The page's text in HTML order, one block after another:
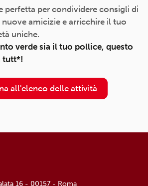
perfetta per condividere consigli di
amicizie e arricchire il tuo
uniche.
verde sia il tuo pollice, questo
tutt*!
all'elenco delle attività
16 - 00157 - Roma